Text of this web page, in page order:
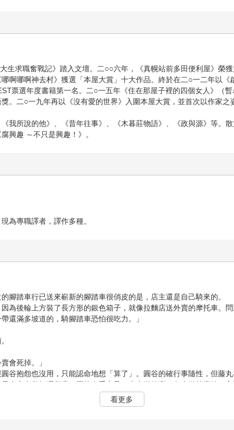
生求職奮戰記》踏入文壇。二○○六年，《真幌站前多田便利屋》榮
啊哪啊神去村》獲選「本屋大賞」十大作品。終於在二○一二年以
票選年度書籍第一名。二○一五年《住在那屋子裡的四個女人》（
。二○一九年再以《沒有愛的世界》入圍本屋大賞，並首次以作家之
我所說的他》、《昔年往事》、《木暮莊物語》、《政與源》等。
興趣 ～不只是興趣！》。
為專職譯者，譯作多種。
腳踏車行已送來嶄新的腳踏車很俏皮的是，店主還是自己騎來的。
為後輪上方裝了長方形的銀色箱子，就像拉麵店送外賣的摩托車。問
還滿多坡道的，騎腳踏車恐怕很吃力。」
會死掉。」
谷抱怨也沒用，只能認命地想「算了」。圓谷的確行事隨性，但藤丸
全家出動打理餐廳，因此人手充足，也會送外賣。負責送外賣的，
是騎摩托車。藤丸有點憤懣地想，老闆自己倒是樂得輕鬆。
看更多